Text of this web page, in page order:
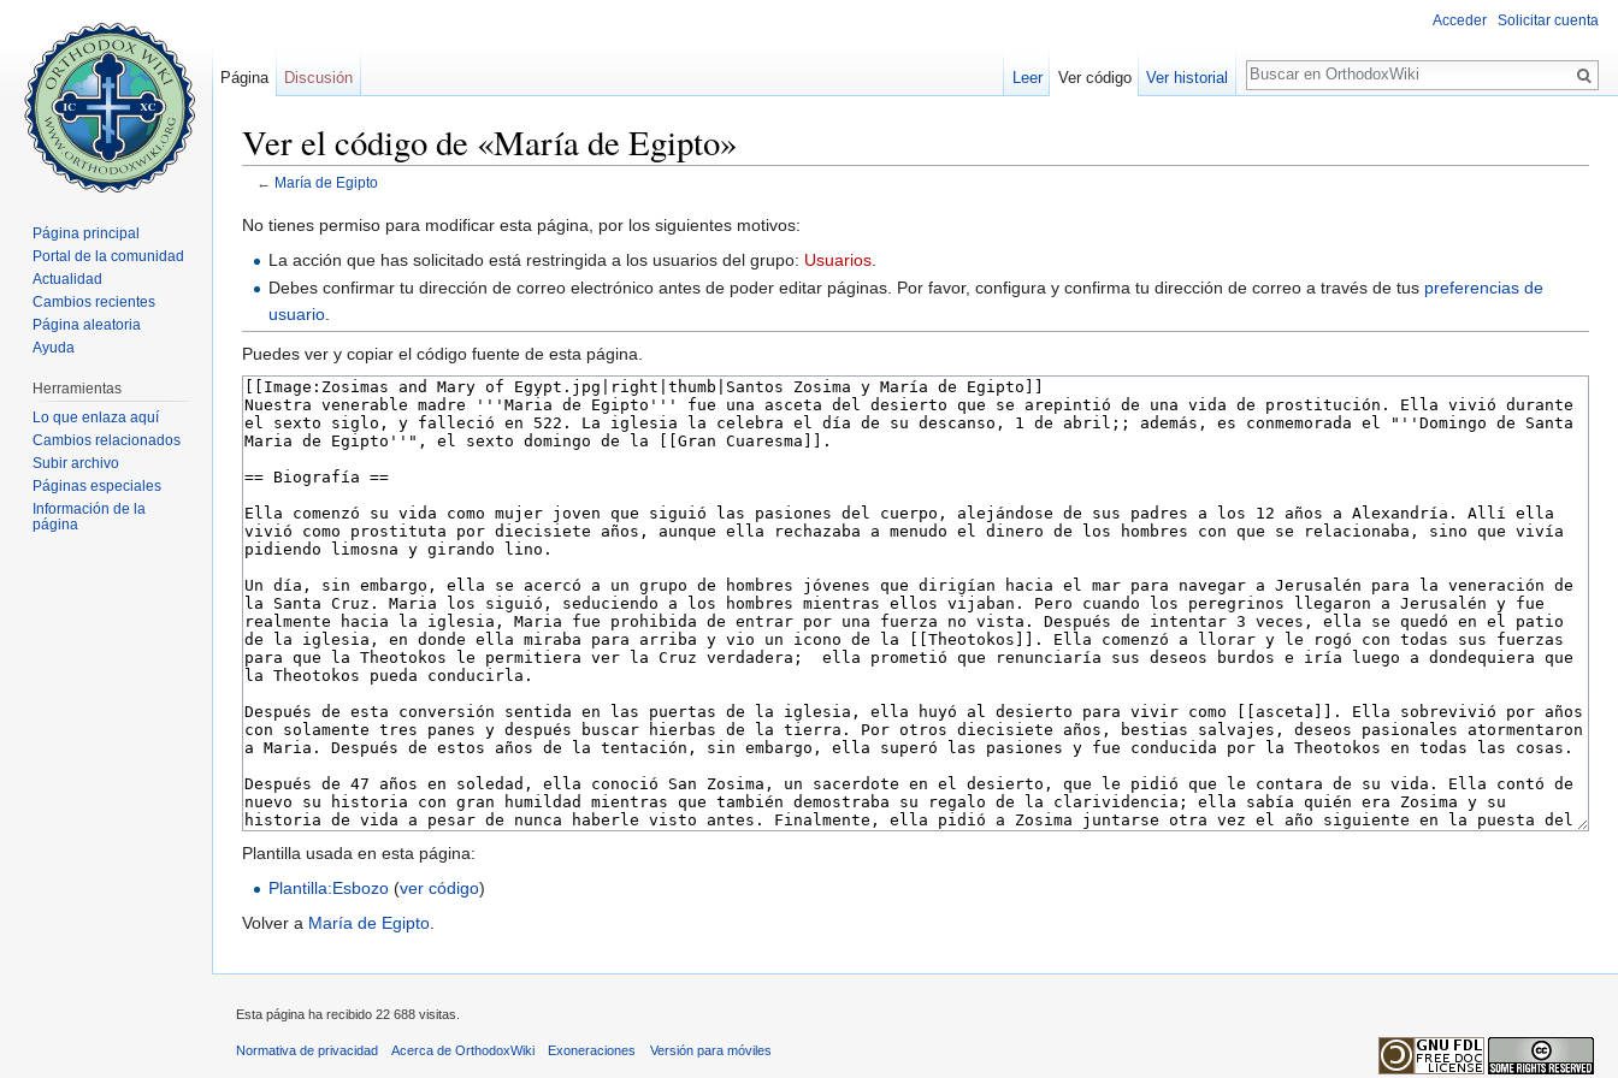
Ver el código de «María de Egipto»
← María de Egipto
No tienes permiso para modificar esta página, por los siguientes motivos:
La acción que has solicitado está restringida a los usuarios del grupo: Usuarios
Debes confirmar tu dirección de correo electrónico antes de poder editar páginas. Por favor, configura y confirma tu dirección de correo a través de tus preferencias de
usuario
Puedes ver y copiar el código fuente de esta página.
Plantilla usada en esta página:
Plantilla:Esbozo (ver código)
Volver a María de Egipto.
Acceder Solicitar cuenta
Página Discusión Leer Ver código Ver historial
Buscar
Página principal
Portal de la comunidad
Actualidad
Cambios recientes
Página aleatoria
Ayuda
Herramientas
Lo que enlaza aquí
Cambios relacionados
Subir archivo
Páginas especiales
Información de la
página
Esta página ha recibido 22 688 visitas.
Normativa de privacidad Acerca de OrthodoxWiki Exoneraciones Versión para móviles